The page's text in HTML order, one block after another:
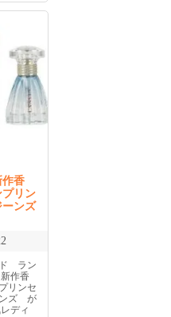
作香
リン
ンズ
ド ラン
作香
リンセ
ンズ が
ディ